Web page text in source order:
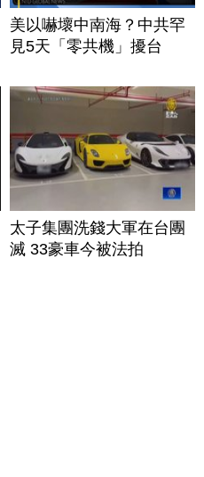
美以嚇壞中南海？中共罕
見5天「零共機」擾台
太子集團洗錢大軍在台團
滅 33豪車今被法拍